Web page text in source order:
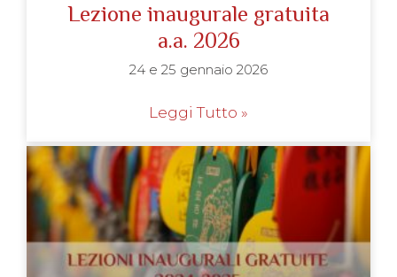
Lezione inaugurale gratuita
a.a. 2026
24 e 25 gennaio 2026
Leggi Tutto »